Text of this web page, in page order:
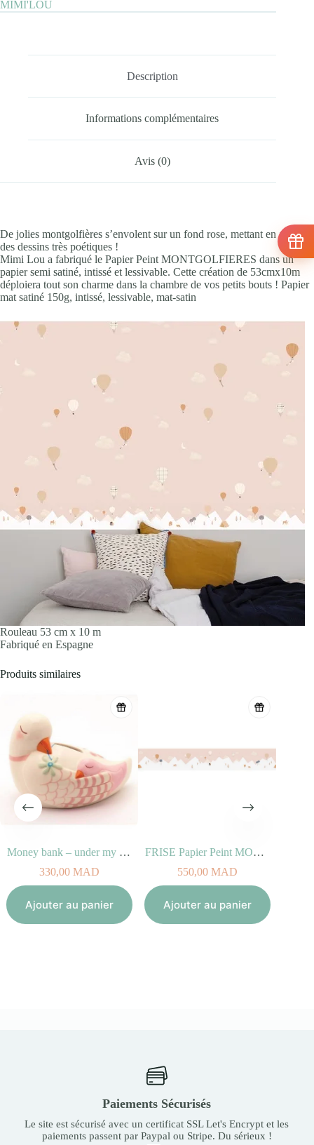
MIMI'LOU
Description
Informations complémentaires
Avis (0)
De jolies montgolfières s’envolent sur un fond rose, mettant en avant
des dessins très poétiques !
Mimi Lou a fabriqué le Papier Peint MONTGOLFIERES dans un
papier semi satiné, intissé et lessivable. Cette création de 53cmx10m
déploiera tout son charme dans la chambre de vos petits bouts ! Papier
mat satiné 150g, intissé, lessivable, mat-satin
Rouleau 53 cm x 10 m
Fabriqué en Espagne
Produits similaires
Money bank – under my wing
330,00MAD
Ajouter au panier
FRISE Papier Peint MONGOLFIERE
550,00MAD
Ajouter au panier
Paiements Sécurisés
Le site est sécurisé avec un certificat SSL Let's Encrypt et les
paiements passent par Paypal ou Stripe. Du sérieux !